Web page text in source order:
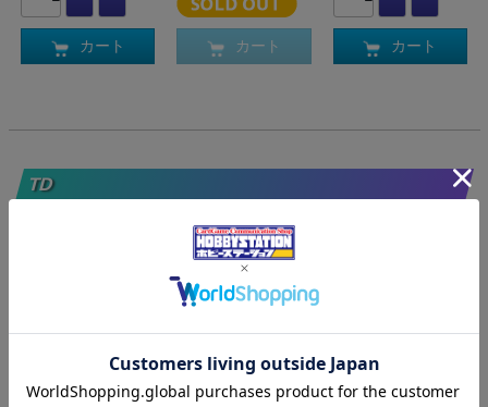
カート カート カート
TD
赤き竜 ビィ
WS-S134-T02
蒼き剣と誇り
荘厳の双刃 ヴ